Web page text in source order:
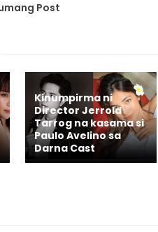
Post
Kinumpirma ni
Director Jerrold
Tarrog na kasama si
Paulo Avelino sa
Darna Cast